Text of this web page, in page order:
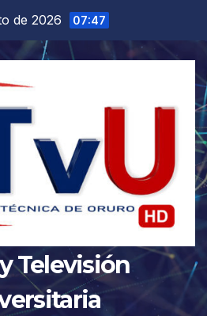
de 2026 07:47
Televisión